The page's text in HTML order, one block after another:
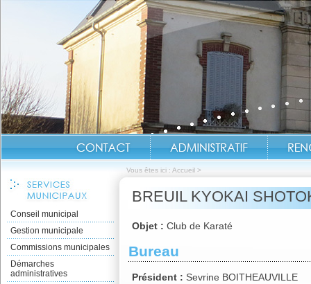
Vous êtes ici : Accueil >
Conseil municipal
Gestion municipale
Commissions municipales
Démarches
administratives
BREUIL KYOKAI
Objet : Club de Karaté
Bureau
Président : Sevrine BOITHEAUVILLE